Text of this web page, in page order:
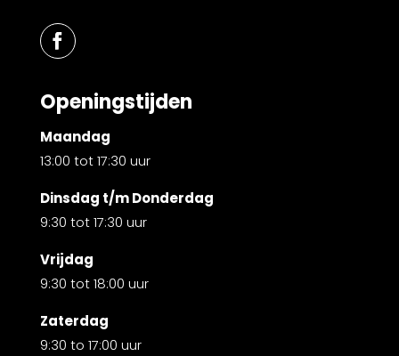
Openingstijden
Maandag
13:00 tot 17:30 uur
Dinsdag t/m Donderdag
9:30 tot 17:30 uur
Vrijdag
9:30 tot 18:00 uur
Zaterdag
9:30 to 17:00 uur